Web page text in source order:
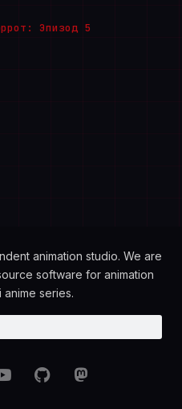
Эпизод 5
animation studio. We are
software for animation
series.